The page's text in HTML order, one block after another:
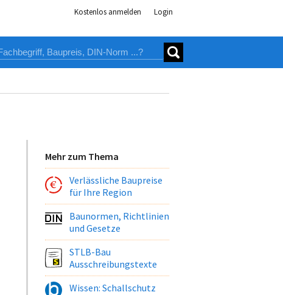
Kostenlos anmelden Login
Mehr zum Thema
Verlässliche Baupreise
für Ihre Region
Baunormen, Richtlinien
und Gesetze
STLB-Bau
Ausschreibungstexte
Wissen: Schallschutz